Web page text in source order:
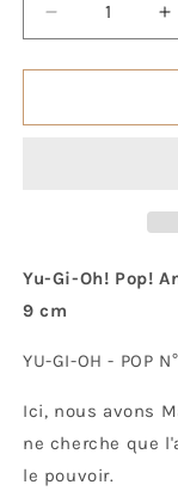
Réduire
la
quantité
Pop!
la
Yu-Gi-Oh! Pop!
9 cm
YU-GI-OH - POP
Ici, nous avons
ne cherche que
le pouvoir.